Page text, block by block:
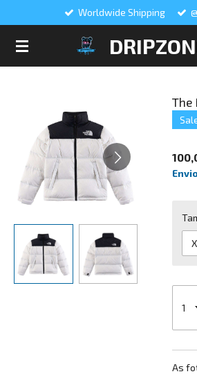
Worldwide Shipping
The
As